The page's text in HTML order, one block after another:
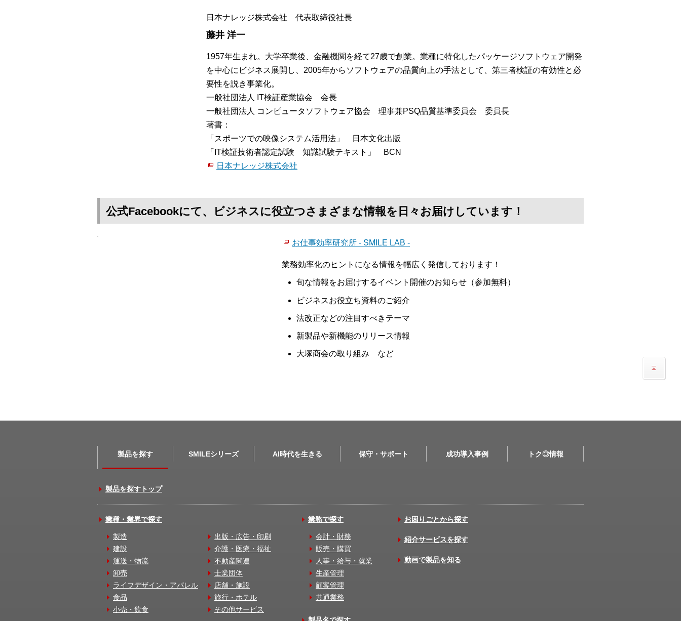
日本ナレッジ株式会社 代表取締役社長
藤井 洋一
1957年生まれ。大学卒業後、金融機関を経て27歳で創業。業種に特化したパッケージソフトウェア開発
を中心にビジネス展開し、2005年からソフトウェアの品質向上の手法として、第三者検証の有効性と必
要性を説き事業化。
一般社団法人 IT検証産業協会 会長
一般社団法人 コンピュータソフトウェア協会 理事兼PSQ品質基準委員会 委員長
著書：
「スポーツでの映像システム活用法」 日本文化出版
「IT検証技術者認定試験 知識試験テキスト」 BCN
日本ナレッジ株式会社
公式Facebookにて、ビジネスに役立つさまざまな情報を日々お届けしています！
お仕事効率研究所 - SMILE LAB -
業務効率化のヒントになる情報を幅広く発信しております！
旬な情報をお届けするイベント開催のお知らせ（参加無料）
ビジネスお役立ち資料のご紹介
法改正などの注目すべきテーマ
新製品や新機能のリリース情報
大塚商会の取り組み など
製品を探す SMILEシリーズ AI時代を生きる 保守・サポート 成功導入事例 トク◎情報
製品を探すトップ
業種・業界で探す
製造
建設
運送・物流
卸売
ライフデザイン・アパレル
食品
小売・飲食
出版・広告・印刷
介護・医療・福祉
不動産関連
士業団体
店舗・施設
旅行・ホテル
その他サービス
業務で探す
会計・財務
販売・購買
人事・給与・就業
生産管理
顧客管理
共通業務
お困りごとから探す
紹介サービスを探す
動画で製品を知る